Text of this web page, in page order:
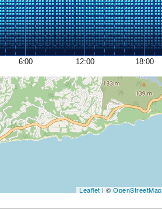
6:00 12:00 18:00
Leaflet| ©